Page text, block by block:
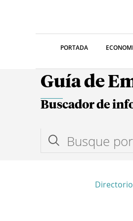
PORTADA
Guía de
Buscador de